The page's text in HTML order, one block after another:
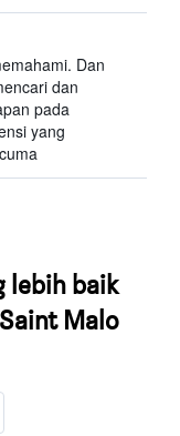
Dan
dan
pada
yang
lebih baik
Malo